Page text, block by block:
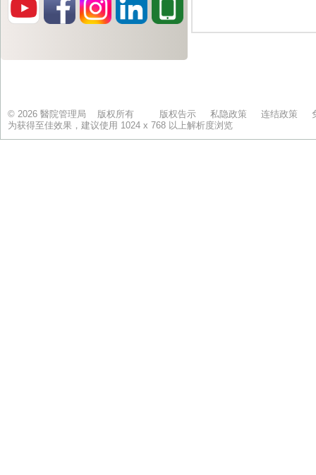
© 2026 醫院管理局 版权所有 版权告示 私隐政策 连结政策
为获得至佳效果，建议使用 1024 x 768 以上解析度浏览